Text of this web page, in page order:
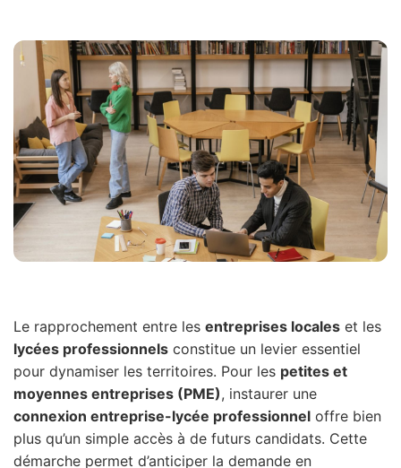
Le rapprochement entre les entreprises locales et les
lycées professionnels constitue un levier essentiel
pour dynamiser les territoires. Pour les petites et
moyennes entreprises (PME), instaurer une
connexion entreprise-lycée professionnel offre bien
plus qu’un simple accès à de futurs candidats. Cette
démarche permet d’anticiper la demande en